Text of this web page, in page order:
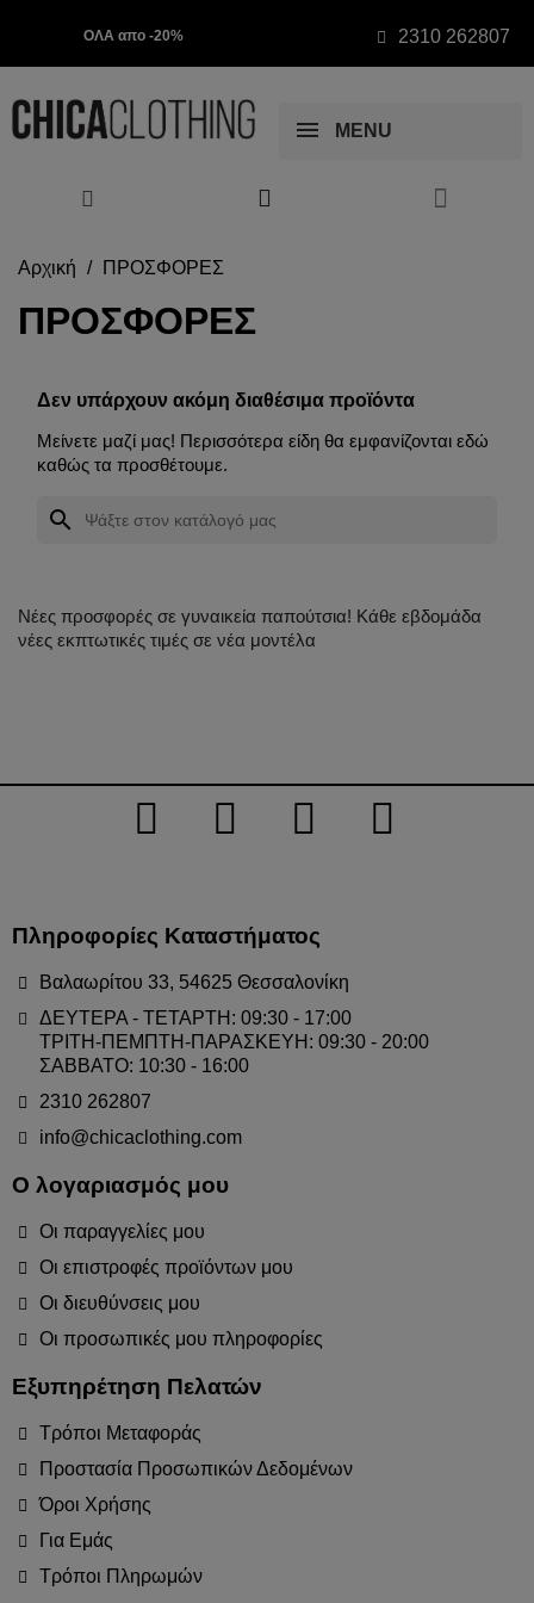
ΟΛΑ απο -20% 2310 262807
MENU
Αρχική ΠΡΟΣΦΟΡΕΣ
ΠΡΟΣΦΟΡΕΣ
Δεν υπάρχουν ακόμη διαθέσιμα προϊόντα
Μείνετε μαζί μας! Περισσότερα είδη θα εμφανίζονται εδώ
καθώς τα προσθέτουμε.
search
Νέες προσφορές σε γυναικεία παπούτσια! Κάθε εβδομάδα
νέες εκπτωτικές τιμές σε νέα μοντέλα
Πληροφορίες Καταστήματος
Βαλαωρίτου 33, 54625 Θεσσαλονίκη
ΔΕΥΤΕΡΑ - ΤΕΤΑΡΤΗ: 09:30 - 17:00
ΤΡΙΤΗ-ΠΕΜΠΤΗ-ΠΑΡΑΣΚΕΥΗ: 09:30 - 20:00
ΣΑΒΒΑΤΟ: 10:30 - 16:00
2310 262807
info@chicaclothing.com
Ο λογαριασμός μου
Οι παραγγελίες μου
Οι επιστροφές προϊόντων μου
Οι διευθύνσεις μου
Οι προσωπικές μου πληροφορίες
Εξυπηρέτηση Πελατών
Τρόποι Μεταφοράς
Προστασία Προσωπικών Δεδομένων
Όροι Χρήσης
Για Εμάς
Τρόποι Πληρωμών